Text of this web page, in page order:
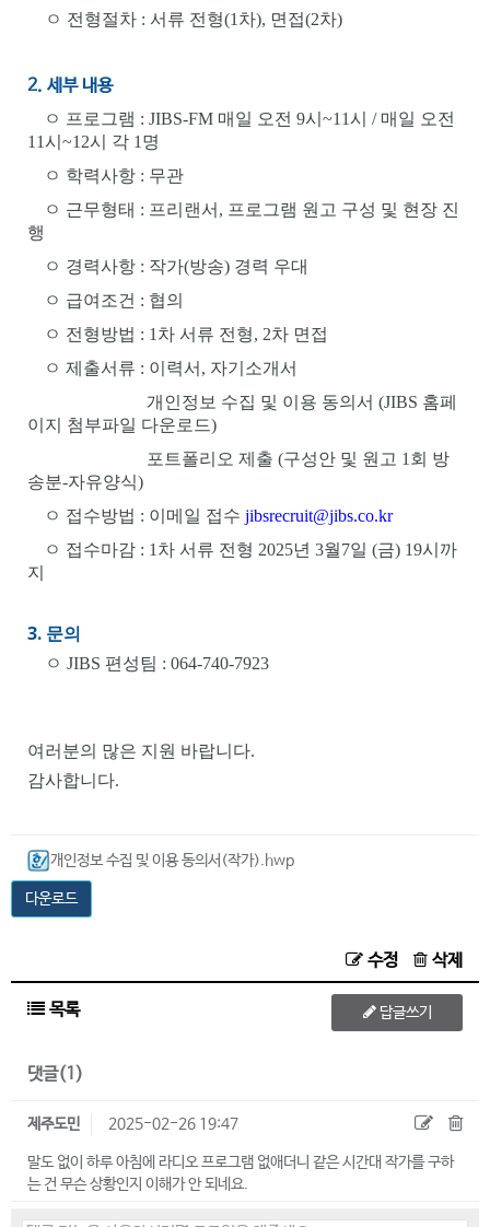
ㅇ 전형절차 : 서류 전형(1 차), 면접(2차)
2. 세부 내용
ㅇ 프로그램 : JIBS-FM 매일 오전 9시~11시 / 매일 오전
11시~12시 각 1명
ㅇ 학력사항 : 무관
ㅇ 근무형태 : 프리랜서, 프로그램 원고 구성 및 현장 진
행
ㅇ 경력사항 : 작가(방송) 경력 우대
ㅇ 급여조건 : 협의
ㅇ 전형방법 : 1 차 서류 전형, 2차 면접
ㅇ 제출서류 : 이력서 , 자기소개서
개인정보 수집 및 이용 동의서 (JIBS 홈페
이지 첨부파일 다운로드)
포트폴리오 제출 (구성안 및 원고 1회 방
송분-자유양식)
ㅇ 접수방법 : 이메일 접수 jibsrecruit@jibs.co.kr
ㅇ 접수마감 : 1 차 서류 전형 2025년 3월7일 (금) 19시까
지
3. 문의
ㅇ JIBS 편성팀 : 064-740-7923
여러분의 많은 지원 바랍니다.
감사합니다.
개인정보 수집 및 이용 동의서(작가).hwp
다운로드
수정 삭제
목록 답글쓰기
댓글(1)
제주도민 2025-02-26 19:47
말도 없이 하루 아침에 라디오 프로그램 없애더니 같은 시간대 작가를 구하
는 건 무슨 상황인지 이해가 안 되네요.